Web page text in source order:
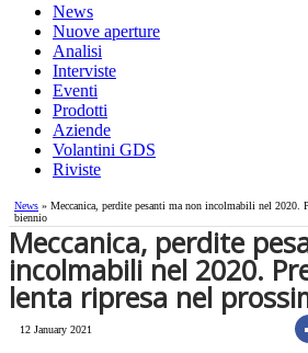
News
Nuove aperture
Analisi
Interviste
Eventi
Prodotti
Aziende
Volantini GDS
Riviste
News » Meccanica, perdite pesanti ma non incolmabili nel 2020.
biennio
Meccanica, perdite
incolmabili nel 2020.
lenta ripresa nel
12 January 2021